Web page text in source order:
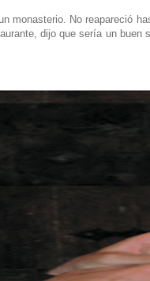
monasterio. No reapareció
dijo que sería un buen